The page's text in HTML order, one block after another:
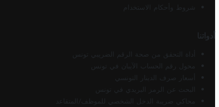
شروط وأحكام الاستخدام
أدواتنا
أداة التحقق من صحة الرقم الضريبي تونس
محول رقم الحساب الآيبان في تونس
أسعار صرف الدينار التونسي
البحث عن الرمز البريدي في تونس
محاكي ضريبة الدخل الشخصي للموظف/المتقاعد